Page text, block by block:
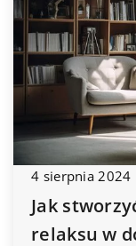
4 sierpnia 2024
Jak
relaksu w